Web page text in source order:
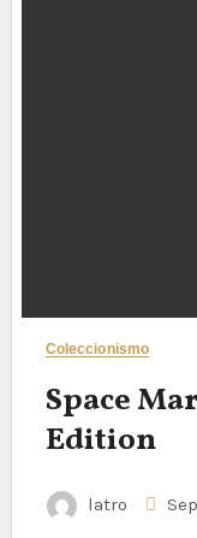
Coleccionismo
Space
Edition
latro